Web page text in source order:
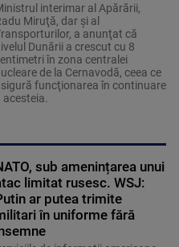
interimar al Apărării,
Miruţă, dar şi al
a anunţat că
Dunării a crescut cu 8
în zona centralei
de la Cernavodă, ceea ce
funcţionarea în continuare
acesteia.
sub amenințarea unui
limitat rusesc. WSJ:
ar putea trimite
în uniforme fără